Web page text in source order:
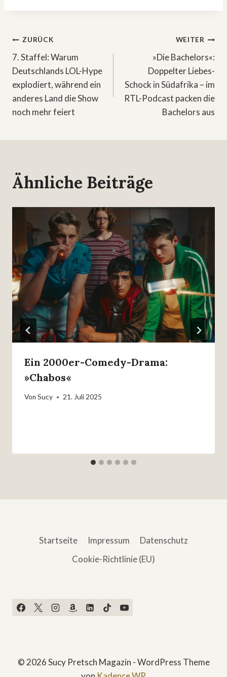
Beitragsnavigation
ZURÜCK
7. Staffel: Warum
Deutschlands LOL-Hype
explodiert, während ein
anderes Land die Show
noch mehr feiert
WEITER
»Die Bachelors«:
Doppelter Liebes-
Schock in Südafrika – im
RTL-Podcast packen die
Bachelors aus
Ähnliche Beiträge
Ein 2000er-Comedy-Drama:
»Chabos«
Von Sucy 21. Juli 2025
Startseite Impressum
Datenschutz
Cookie-Richtlinie (EU)
© 2026 Sucy Pretsch Magazin - WordPress Theme